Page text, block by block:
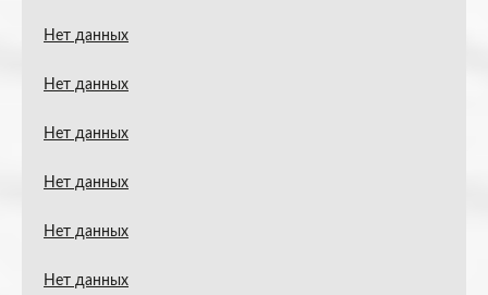
Нет данных
Нет данных
Нет данных
Нет данных
Нет данных
Нет данных